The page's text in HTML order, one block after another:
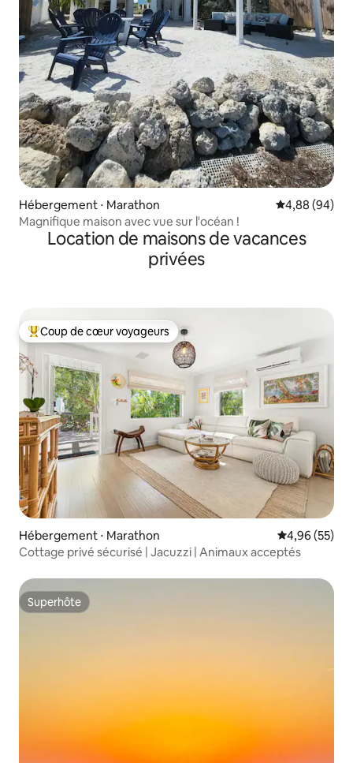
Hébergement ⋅ Marathon Évaluation
4,88 (94)
Magnifique maison avec vue sur l'océan !
Location de maisons de vacances
privées
Coups de cœur voyageurs les plus appréciés
Coup de cœur voyageurs
Hébergement ⋅ Marathon Évaluation
4,96 (55)
Cottage privé sécurisé | Jacuzzi | Animaux acceptés
Superhôte
Superhôte